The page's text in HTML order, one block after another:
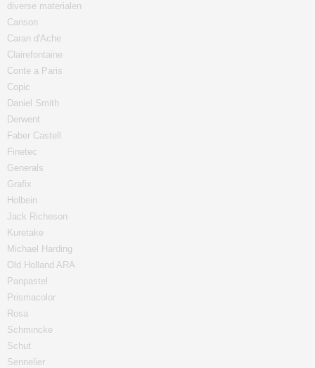
diverse materialen
Canson
Caran d'Ache
Clairefontaine
Conte a Paris
Copic
Daniel Smith
Derwent
Faber Castell
Finetec
Generals
Grafix
Holbein
Jack Richeson
Kuretake
Michael Harding
Old Holland ARA
Panpastel
Prismacolor
Rosa
Schmincke
Schut
Sennelier